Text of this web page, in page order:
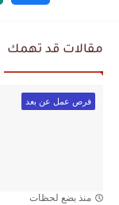
مقالات قد تهمك
فرص عمل عن بعد
منذ بضع لحظات